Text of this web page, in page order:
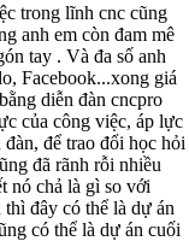
trong lĩnh cnc cũng
anh em còn đam mê
tay . Và đa số anh
Facebook...xong giá
diễn đàn cncpro
của công việc, áp lực
để trao đổi học hỏi
đã rãnh rỗi nhiều
nó chả là gì so với
đây có thể là dự án
có thể là dự án cuối